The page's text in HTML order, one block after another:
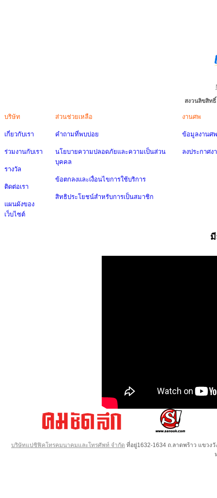
สงวนลิขสิท
บริษัท
เกี่ยวกับเรา
ร่วมงานกับเรา
รางวัล
ติดต่อเรา
แผนผังของ
เว็บไซต์
ส่วนช่วยเหลือ
คำถามที่พบบ่อย
นโยบายความปลอดภัยและความเป็นส่วน
บุคคล
ข้อตกลงและเงื่อนไขการใช้บริการ
สิทธิประโยชน์สำหรับการเป็นสมาชิก
งานศพ
ข้อมูลงานศพ
ลงประกาศง
บริษัทแปซิฟิคโทรคมนาคมและโทรศัพท์ จำกัด ที่อยู่1632-1634 ถ.ลาดพร้าว แขวง